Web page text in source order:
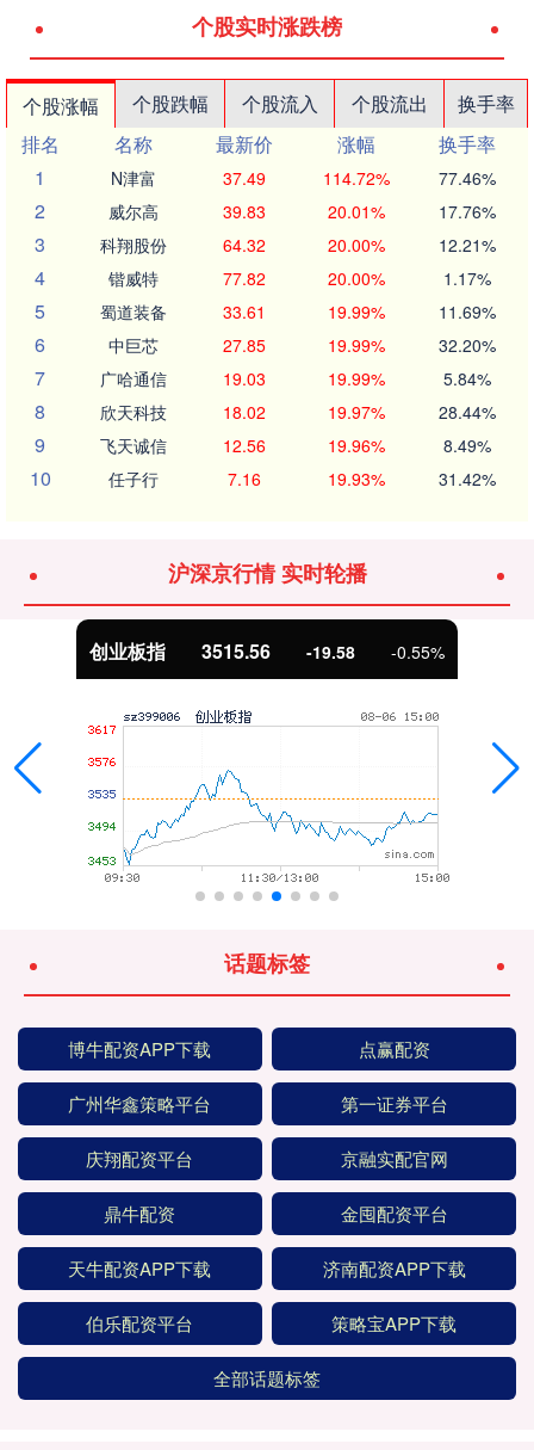
个股实时涨跌榜
个股涨幅 个股跌幅 个股流入 个股流出
换手率
排名
名称 最新价 涨幅
换手率
1
N津富 37.49 114.72% 77.46%
2 威尔高 39.83 20.01% 17.76%
3 科翔股份 64.32 20.00% 12.21%
4 锴威特 77.82 20.00% 1.17%
5 蜀道装备 33.61 19.99% 11.69%
6 中巨芯 27.85 19.99% 32.20%
7 广哈通信 19.03 19.99% 5.84%
8 欣天科技 18.02 19.97% 28.44%
9 飞天诚信 12.56 19.96% 8.49%
10 任子行 7.16 19.93% 31.42%
沪深京行情 实时轮播
创业板指 3515.56 -19.58 -0.55%
话题标签
博牛配资APP下载 点赢配资
广州华鑫策略平台 第一证券平台
庆翔配资平台 京融实配官网
鼎牛配资 金囤配资平台
天牛配资APP下载 济南配资APP下载
伯乐配资平台 策略宝APP下载
全部话题标签